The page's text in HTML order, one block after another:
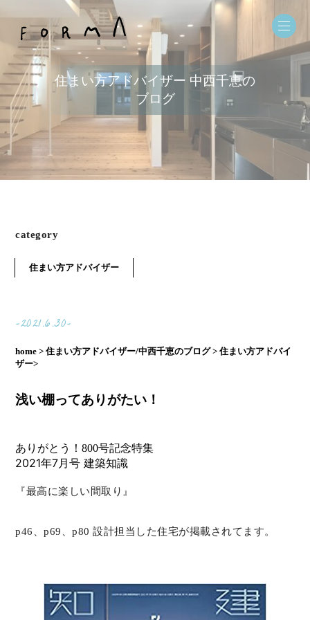
住まい方アドバイザー 中西千恵の
ブログ
category
住まい方アドバイザー
-2021.6.30-
home > 住まい方アドバイザー/中西千恵のブログ > 住まい方アドバイ
ザー>
浅い棚ってありがたい！
ありがとう！800号記念特集
2021年7月号 建築知識
『最高に楽しい間取り』
p46、p69、p80 設計担当した住宅が掲載されてます。